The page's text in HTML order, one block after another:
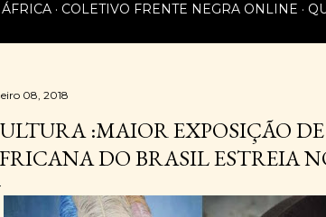
COLETIVO FRENTE NEGRA ONLINE
08, 2018
:MAIOR EXPOSIÇÃO
DO BRASIL ESTREIA